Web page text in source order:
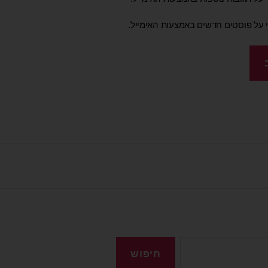
על פוסטים חדשים באמצעות האימייל.